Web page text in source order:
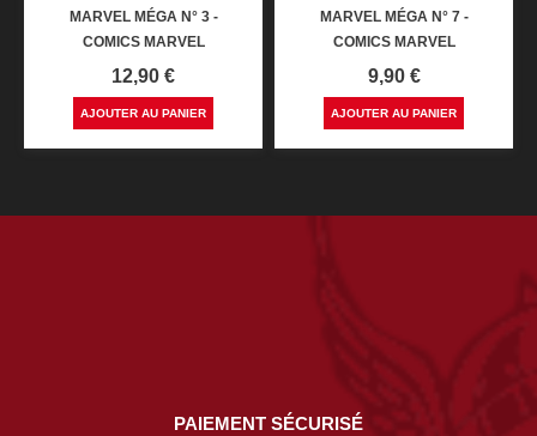
MARVEL MÉGA N° 3 -
COMICS MARVEL
Prix
12,90 €
AJOUTER AU PANIER
MARVEL MÉGA N° 7 -
COMICS MARVEL
Prix
9,90 €
AJOUTER AU PANIER
PAIEMENT SÉCURISÉ